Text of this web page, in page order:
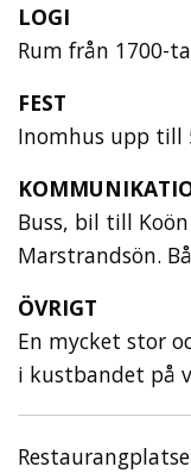
LOGI
Rum från 1700-
FEST
Inomhus upp till
Buss, bil till
Marstrandsön.
ÖVRIGT
En mycket stor
i kustbandet på